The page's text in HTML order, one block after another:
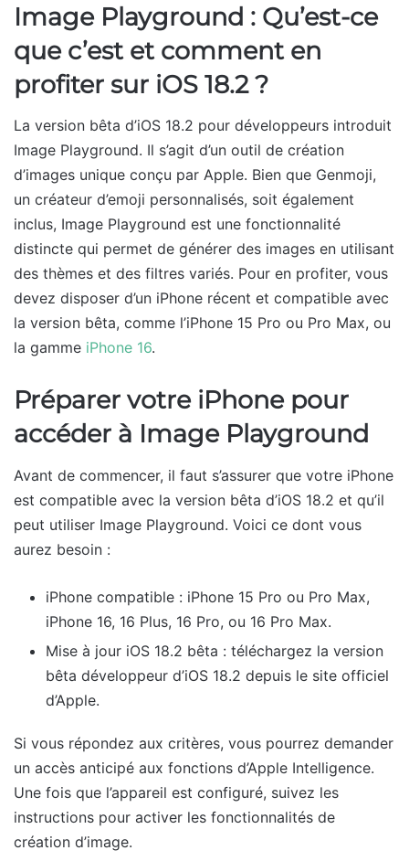
Image Playground : Qu’est-ce
que c’est et comment en
profiter sur iOS 18.2 ?
La version bêta d’iOS 18.2 pour développeurs introduit
Image Playground. Il s’agit d’un outil de création
d’images unique conçu par Apple. Bien que Genmoji,
un créateur d’emoji personnalisés, soit également
inclus, Image Playground est une fonctionnalité
distincte qui permet de générer des images en utilisant
des thèmes et des filtres variés. Pour en profiter, vous
devez disposer d’un iPhone récent et compatible avec
la version bêta, comme l’iPhone 15 Pro ou Pro Max, ou
la gamme iPhone 16.
Préparer votre iPhone pour
accéder à Image Playground
Avant de commencer, il faut s’assurer que votre iPhone
est compatible avec la version bêta d’iOS 18.2 et qu’il
peut utiliser Image Playground. Voici ce dont vous
aurez besoin :
iPhone compatible : iPhone 15 Pro ou Pro Max,
iPhone 16, 16 Plus, 16 Pro, ou 16 Pro Max.
Mise à jour iOS 18.2 bêta : téléchargez la version
bêta développeur d’iOS 18.2 depuis le site officiel
d’Apple.
Si vous répondez aux critères, vous pourrez demander
un accès anticipé aux fonctions d’Apple Intelligence.
Une fois que l’appareil est configuré, suivez les
instructions pour activer les fonctionnalités de
création d’image.